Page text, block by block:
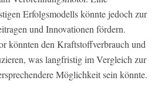
Erfolgsmodells könnte jedoch zur
und Innovationen fördern.
könnten den Kraftstoffverbrauch und
was langfristig im Vergleich zur
Möglichkeit sein könnte.